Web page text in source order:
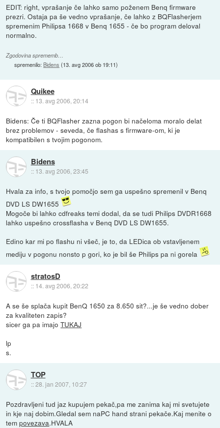
EDIT: right, vprašanje če lahko samo poženem Benq firmware
prezri. Ostaja pa še vedno vprašanje, če lahko z BQFlasherjem
spremenim Philipsa 1668 v Benq 1655 - če bo program deloval
normalno.
Zgodovina sprememb…
spremenilo: Bidens (13. avg 2006 ob 19:11)
Quikee
:: 13. avg 2006, 20:14
Bidens: Če ti BQFlasher zazna pogon bi načeloma moralo delat
brez problemov - seveda, če flashas s firmware-om, ki je
kompatibilen s tvojim pogonom.
Bidens
:: 13. avg 2006, 23:45
Hvala za info, s tvojo pomočjo sem ga uspešno spremenil v Benq
DVD LS DW1655
Mogoče bi lahko cdfreaks temi dodal, da se tudi Philips DVDR1668
lahko uspešno crossflasha v Benq DVD LS DW1655.
Edino kar mi po flashu ni všeč, je to, da LEDica ob vstavljenem
mediju v pogonu nonsto p gori, ko je bil še Philips pa ni gorela
stratosD
:: 14. avg 2006, 20:22
A se še splača kupit BenQ 1650 za 8.650 sit?...je še vedno dober
za kvaliteten zapis?
sicer ga pa imajoTUKAJ
lp
s.
TOP
::28. jan 2007, 10:27
Pozdravljeni tud jaz kupujem pekač,pa me zanima kaj mi svetujete
in kje naj dobim.Gledal sem naPC hand strani pekače.Kaj menite o
tempovezava.HVALA